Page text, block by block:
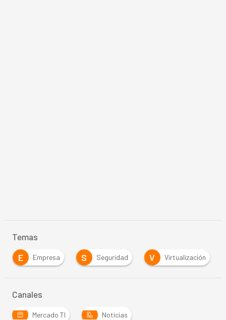
Temas
E
Empresa S Seguridad V Virtualización
Canales
Mercado TI Noticias